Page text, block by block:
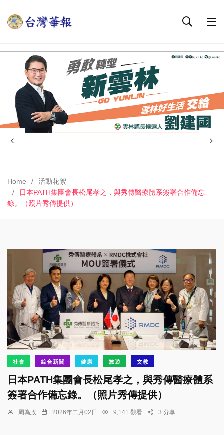
Home
活動花絮
日本PATH集團會長松尾孝之，與秀傳醫療體系簽署合作備忘
錄。（照片秀傳提供）
社會 綜合新聞 健康 旅遊 文教
日本PATH集團會長松尾孝之，與秀傳醫療體系
簽署合作備忘錄。（照片秀傳提供）
周為政 2026年二月02日 9,141 觀看 3 分享